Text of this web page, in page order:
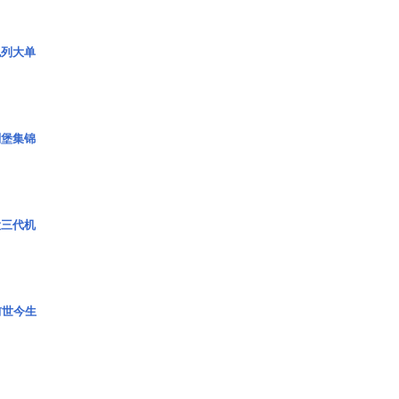
大单
集锦
代机
今生